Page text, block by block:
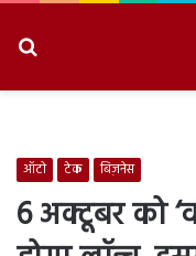
ऑटो टेक बिज़नेस
6 अक्टूबर को